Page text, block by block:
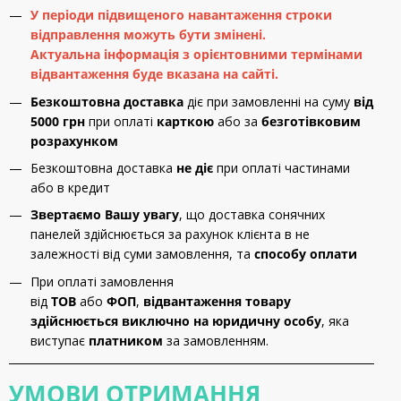
У періоди підвищеного навантаження строки
відправлення можуть бути змінені.
Актуальна інформація з орієнтовними термінами
відвантаження буде вказана на сайті.
Безкоштовна доставка діє при замовленні на суму від
5000 грн при оплаті карткою або за безготівковим
розрахунком
Безкоштовна доставка не діє при оплаті частинами
або в кредит
Звертаємо Вашу увагу, що доставка сонячних
панелей здійснюється за рахунок клієнта в не
залежності від суми замовлення, та способу оплати
При оплаті замовлення
від ТОВ або ФОП, відвантаження товару
здійснюється виключно на юридичну особу, яка
виступає платником за замовленням.
УМОВИ ОТРИМАННЯ